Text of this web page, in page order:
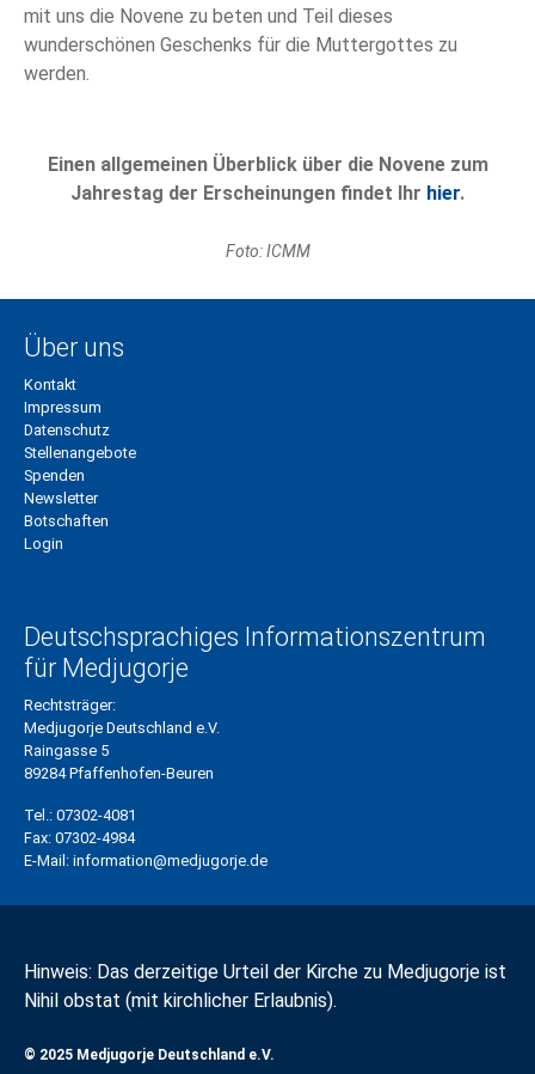
mit uns die Novene zu beten und Teil dieses
wunderschönen Geschenks für die Muttergottes zu
werden.
Einen allgemeinen Überblick über die Novene zum
Jahrestag der Erscheinungen findet Ihr hier.
Foto: ICMM
Über uns
Kontakt
Impressum
Datenschutz
Stellenangebote
Spenden
Newsletter
Botschaften
Login
Deutschsprachiges Informationszentrum
für Medjugorje
Rechtsträger:
Medjugorje Deutschland e.V.
Raingasse 5
89284 Pfaffenhofen-Beuren
Tel.: 07302-4081
Fax: 07302-4984
E-Mail: information@medjugorje.de
Hinweis: Das derzeitige Urteil der Kirche zu Medjugorje ist
Nihil obstat (mit kirchlicher Erlaubnis).
© 2025 Medjugorje Deutschland e.V.